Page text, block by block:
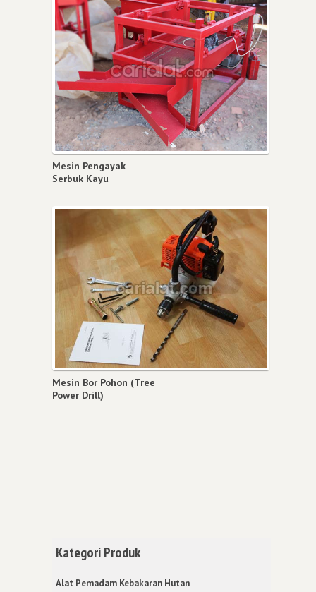
Mesin Pengayak
Serbuk Kayu
Mesin Bor Pohon (Tree
Power Drill)
Kategori Produk
Alat Pemadam Kebakaran Hutan